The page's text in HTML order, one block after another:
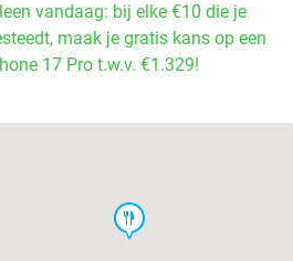
vandaag: bij elke €10 die je
maak je gratis kans op een
17 Pro t.w.v. €1.329!
food